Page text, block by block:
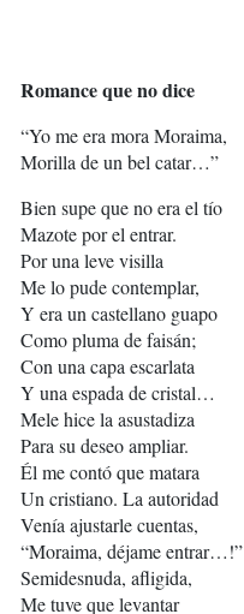
Romance que no dice
“Yo me era mora Moraima,
Morilla de un bel catar…”
Bien supe que no era el tío
Mazote por el entrar.
Por una leve visilla
Me lo pude contemplar,
Y era un castellano guapo
Como pluma de faisán;
Con una capa escarlata
Y una espada de cristal…
Mele hice la asustadiza
Para su deseo ampliar.
Él me contó que matara
Un cristiano. La autoridad
Venía ajustarle cuentas,
“Moraima, déjame entrar…!”
Semidesnuda, afligida,
Me tuve que levantar